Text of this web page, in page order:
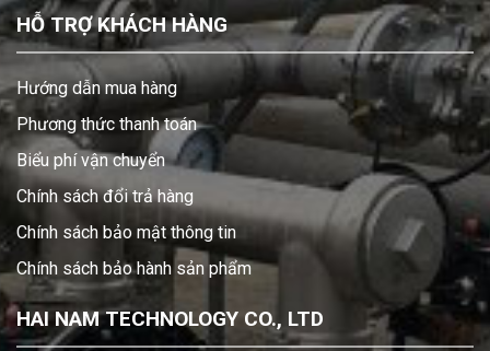
HỖ TRỢ KHÁCH HÀNG
Hướng dẫn mua hàng
Phương thức thanh toán
Biểu phí vận chuyển
Chính sách đổi trả hàng
Chính sách bảo mật thông tin
Chính sách bảo hành sản phẩm
HAI NAM TECHNOLOGY CO., LTD